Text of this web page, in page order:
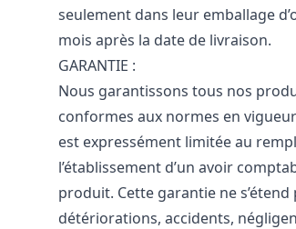
seulement dans leur emballage
mois après la date de livraison.
GARANTIE :
Nous garantissons tous nos
conformes aux normes en
est expressément limitée au
l’établissement d’un avoir
produit. Cette garantie ne
détériorations, accidents,